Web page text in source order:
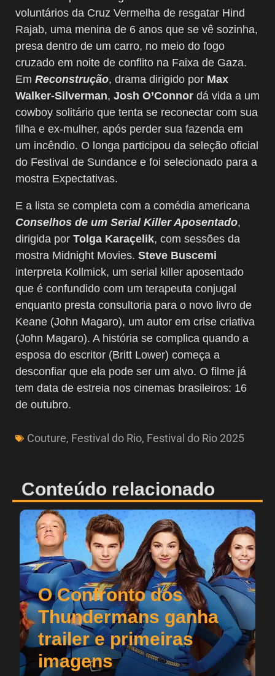
voluntários da Cruz Vermelha de resgatar Hind
Rajab, uma menina de 6 anos que se vê sozinha,
presa dentro de um carro, no meio do fogo
cruzado em noite de conflito na Faixa de Gaza.
Em Reconstrução, drama dirigido por Max
Walker-Silverman, Josh O’Connor dá vida a um
cowboy solitário que tenta se reconectar com sua
filha e ex-mulher, após perder sua fazenda em
um incêndio. O longa participou da seleção oficial
do Festival de Sundance e foi selecionado para a
mostra Expectativas.
E a lista se completa com a comédia americana
Conselhos de um Serial Killer Aposentado,
dirigida por Tolga Karaçelik, com sessões da
mostra Midnight Movies. Steve Buscemi
interpreta Kollmick, um serial killer aposentado
que é confundido com um terapeuta conjugal
enquanto presta consultoria para o novo livro de
Keane (John Magaro), um autor em crise criativa
(John Magaro). A história se complica quando a
esposa do escritor (Britt Lower) começa a
desconfiar que ela pode ser um alvo. O filme já
tem data de estreia nos cinemas brasileiros: 16
de outubro.
Couture, Festival do Rio, Festival do Rio 2025
Conteúdo relacionado
O Confronto dos
Thundermans ganha
trailer e primeiras
imagens